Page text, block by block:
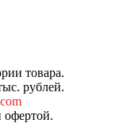
товара.
рублей.
офертой.